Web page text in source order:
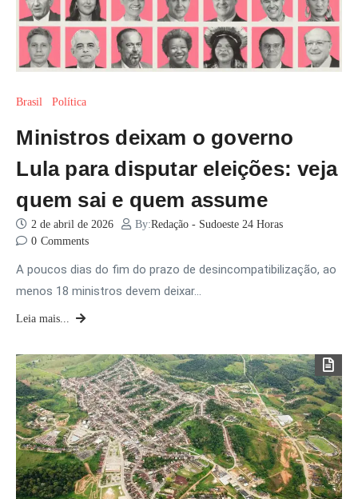
Brasil Política
Ministros deixam o governo
Lula para disputar eleições: veja
quem sai e quem assume
2 de abril de 2026 By:Redação - Sudoeste 24 Horas
0 Comments
A poucos dias do fim do prazo de desincompatibilização, ao
menos 18 ministros devem deixar…
Leia mais...